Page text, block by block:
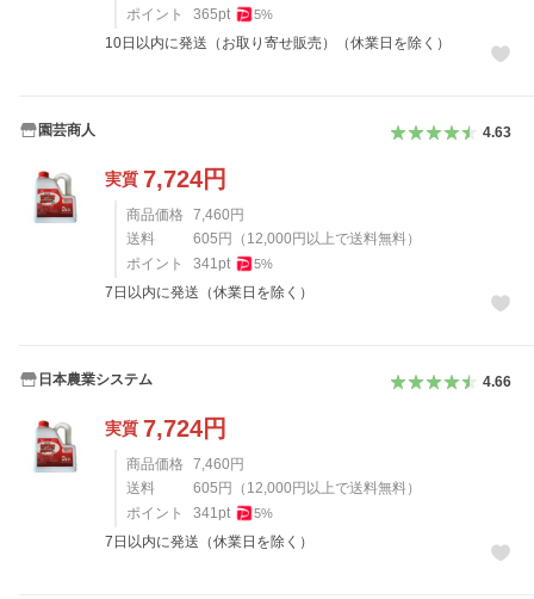
ポイント
365pt 5%
10日以内に発送（お取り寄せ販売）（休業日を除く）
園芸商人 4.63
実質 7,724円
商品価格 7,460 円
送料
605 円 （ 12,000 円以上で送料無料）
ポイント
341pt 5%
7日以内に発送（休業日を除く）
日本農業システム 4.66
実質 7,724円
商品価格 7,460 円
送料
605 円 （ 12,000 円以上で送料無料）
ポイント
341pt 5%
7日以内に発送（休業日を除く）